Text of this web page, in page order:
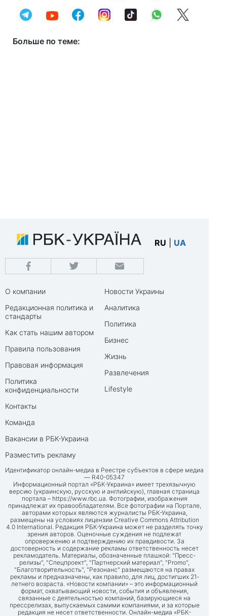
Больше по теме:
RU UA
О компании
Редакционная политика и
стандарты
Как стать нашим автором
Правила пользования
Правовая информация
Политика
конфиденциальности
Контакты
Команда
Вакансии в РБК-Украина
Разместить рекламу
Новости Украины
Аналитика
Политика
Бизнес
Жизнь
Развлечения
Lifestyle
Идентификатор онлайн-медиа в Реестре субъектов в сфере медиа
— R40-05347
Информационный портал «РБК-Украина» имеет трехязычную
версию (украинскую, русскую и английскую), главная страница
портала – https://www.rbc.ua. Фотографии, изображения
принадлежат их правообладателям. Все фотографии на Портале,
авторами которых являются журналисты РБК-Украина,
размещены на условиях лицензии Creative Commons Attribution
4.0 International. Редакция РБК-Украина может не разделять точку
зрения авторов. Оценочные суждения не подлежат
опровержению и подтверждению их правдивости. За
достоверность и содержание рекламы ответственность несет
рекламодатель. Материалы, обозначенные плашкой: "Пресс-
релизы", "Спецпроект", "Партнерский материал", "Promo",
"Благотворительность", "Резонанс" размещаются на правах
рекламы и предназначены, как правило, для лиц, достигших 21-
летнего возраста. «Новости компании» – это информационный
формат, охватывающий новости, события и объявления,
связанные с деятельностью компаний, базирующиеся на
прессрелизах, выпускаемых самими компаниями, и за которые
редакция не несет ответственности. Онлайн-медиа «РБК-